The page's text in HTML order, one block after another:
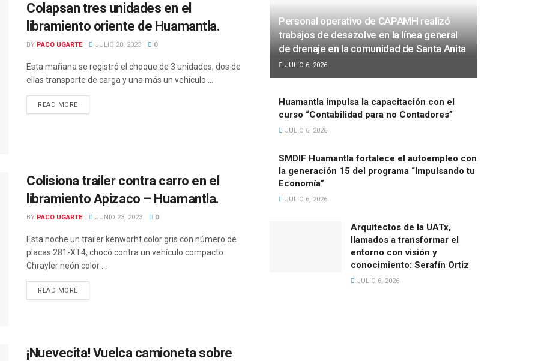
Colapsan tres unidades en el
libramiento oriente de Huamantla.
BY PACO UGARTE JULIO 20, 2023 0
Esta mañana se registró el choque de 3 unidades, dos de
ellas transporte de carga y una más un vehículo ...
READ MORE
Colisiona trailer contra carro en el
libramiento Apizaco – Huamantla.
BY PACO UGARTE JUNIO 23, 2023 0
Esta noche un trailer kenworht color gris con número de
placas 281-XT4, chocó contra un vehículo compacto
Chrayler neón color ...
READ MORE
¡Nuevecita! Vuelca camioneta sobre
Personal operativo de CAPAMH realizó
trabajos de desazolve en la línea general
de drenaje en la comunidad de Santa Anita
JULIO 6, 2026
Huamantla impulsa la capacitación con el
curso “Contabilidad para no Contadores”
JULIO 6, 2026
SMDIF Huamantla fortalece el autoempleo con
la generación 15 del programa “Impulsando tu
Economía”
JULIO 6, 2026
Arquitectos de la UATx,
llamados a transformar el
entorno con visión y
conocimiento: Serafín Ortiz
JULIO 6, 2026